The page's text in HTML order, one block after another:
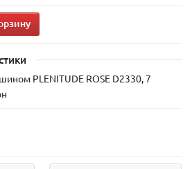
PLENITUDE ROSE D2330, 7